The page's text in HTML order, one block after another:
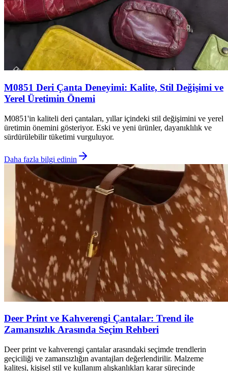
M0851 Deri Çanta Deneyimi: Kalite, Stil Değişimi ve
Yerel Üretimin Önemi
M0851'in kaliteli deri çantaları, yıllar içindeki stil değişimini ve yerel
üretimin önemini gösteriyor. Eski ve yeni ürünler, dayanıklılık ve
sürdürülebilir tüketimi vurguluyor.
Daha fazla bilgi edinin
Deer Print ve Kahverengi Çantalar: Trend ile
Zamansızlık Arasında Seçim Rehberi
Deer print ve kahverengi çantalar arasındaki seçimde trendlerin
geçiciliği ve zamansızlığın avantajları değerlendirilir. Malzeme
kalitesi, kişisel stil ve kullanım alışkanlıkları karar sürecinde